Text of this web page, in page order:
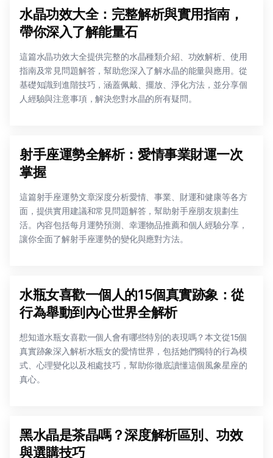
水晶功效大全：完整解析與實用指南，
帶你深入了解能量石
這篇水晶功效大全提供完整的水晶種類介紹、功效解析、使用
指南及常見問題解答，幫助您深入了解水晶的能量與應用。從
基礎知識到進階技巧，涵蓋佩戴、擺放、淨化方法，並分享個
人經驗與注意事項，解決您對水晶的所有疑問。
射手座運勢全解析：愛情事業財運一次
掌握
這篇射手座運勢文章深度分析愛情、事業、財運和健康等各方
面，提供實用建議和常見問題解答，幫助射手座朋友規劃生
活。內容包括每月運勢預測、幸運物品推薦和個人經驗分享，
讓你全面了解射手座運勢的變化與應對方法。
水瓶女喜歡一個人的15個真實跡象：從
行為舉動到內心世界全解析
想知道水瓶女喜歡一個人會有哪些特別的表現嗎？本文從15個
真實跡象深入解析水瓶女的愛情世界，包括她們獨特的行為模
式、心理變化以及相處技巧，幫助你徹底讀懂這個風象星座的
真心。
黑水晶是茶晶嗎？深度解析區別、功效
與選購技巧